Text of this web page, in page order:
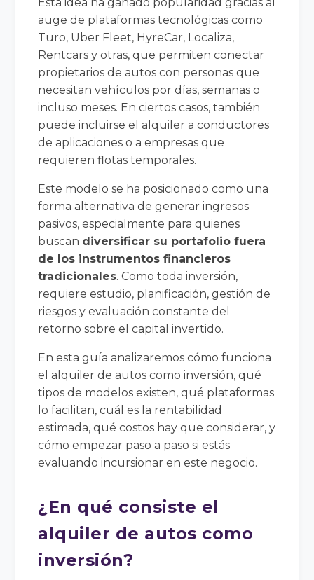
auge de plataformas tecnológicas como
Turo, Uber Fleet, HyreCar, Localiza,
Rentcars y otras, que permiten conectar
propietarios de autos con personas que
necesitan vehículos por días, semanas o
incluso meses. En ciertos casos, también
puede incluirse el alquiler a conductores
de aplicaciones o a empresas que
requieren flotas temporales.
Este modelo se ha posicionado como una
forma alternativa de generar ingresos
pasivos, especialmente para quienes
buscan diversificar su portafolio fuera
de los instrumentos financieros
tradicionales. Como toda inversión,
requiere estudio, planificación, gestión de
riesgos y evaluación constante del
retorno sobre el capital invertido.
En esta guía analizaremos cómo funciona
el alquiler de autos como inversión, qué
tipos de modelos existen, qué plataformas
lo facilitan, cuál es la rentabilidad
estimada, qué costos hay que considerar, y
cómo empezar paso a paso si estás
evaluando incursionar en este negocio.
¿En qué consiste el
alquiler de autos como
inversión?